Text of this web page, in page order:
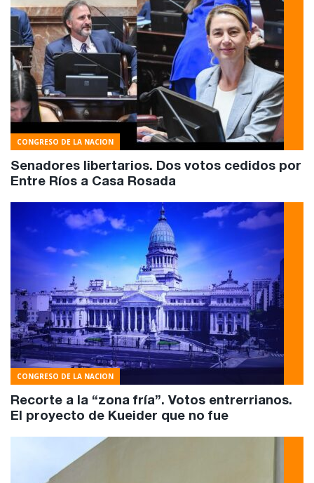
CONGRESO DE LA NACION
Senadores libertarios. Dos votos cedidos por
Entre Ríos a Casa Rosada
CONGRESO DE LA NACION
Recorte a la “zona fría”. Votos entrerrianos.
El proyecto de Kueider que no fue